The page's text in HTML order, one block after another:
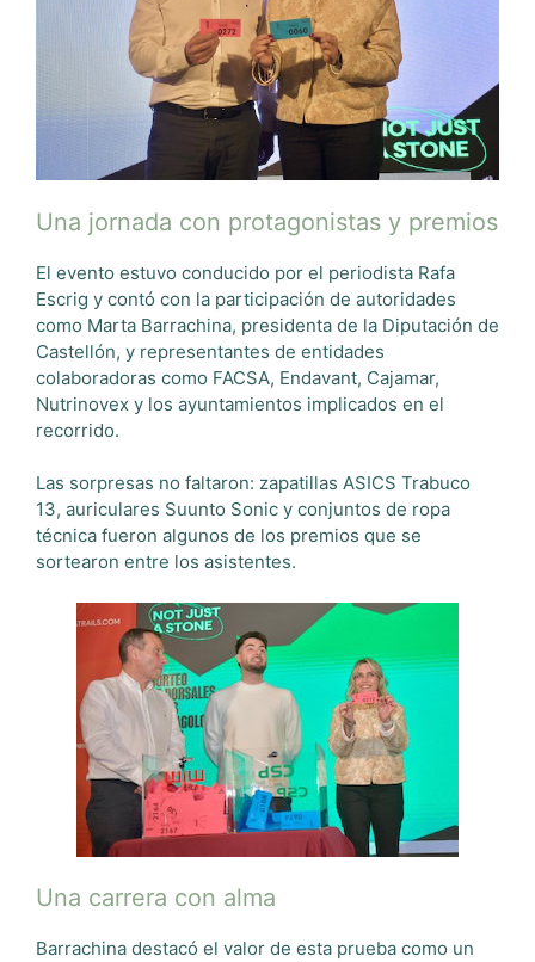
Una jornada con protagonistas y premios
El evento estuvo conducido por el periodista Rafa
Escrig y contó con la participación de autoridades
como Marta Barrachina, presidenta de la Diputación de
Castellón, y representantes de entidades
colaboradoras como FACSA, Endavant, Cajamar,
Nutrinovex y los ayuntamientos implicados en el
recorrido.
Las sorpresas no faltaron: zapatillas ASICS Trabuco
13, auriculares Suunto Sonic y conjuntos de ropa
técnica fueron algunos de los premios que se
sortearon entre los asistentes.
Una carrera con alma
Barrachina destacó el valor de esta prueba como un